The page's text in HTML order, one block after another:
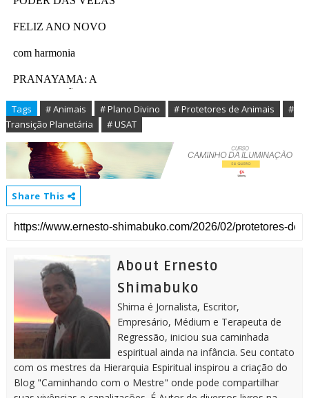
Tags # Animais # Plano Divino # Protetores de Animais
#
Transição Planetária
# USAT
Share This
About Ernesto
Shimabuko
Shima é Jornalista, Escritor,
Empresário, Médium e Terapeuta de
Regressão, iniciou sua caminhada
espiritual ainda na infância. Seu contato
com os mestres da Hierarquia Espiritual inspirou a criação do
Blog "Caminhando com o Mestre" onde pode compartilhar